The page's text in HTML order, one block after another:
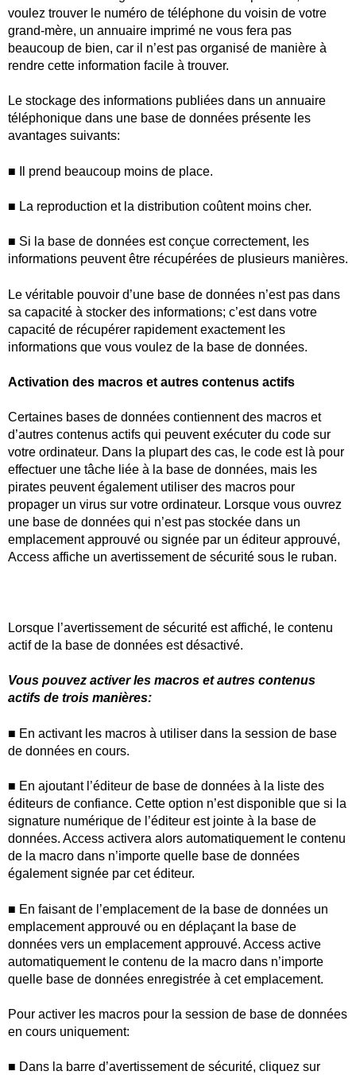
voulez trouver le numéro de téléphone du voisin de votre
grand-mère, un annuaire imprimé ne vous fera pas
beaucoup de bien, car il n’est pas organisé de manière à
rendre cette information facile à trouver.
Le stockage des informations publiées dans un annuaire
téléphonique dans une base de données présente les
avantages suivants:
■ Il prend beaucoup moins de place.
■ La reproduction et la distribution coûtent moins cher.
■ Si la base de données est conçue correctement, les
informations peuvent être récupérées de plusieurs manières.
Le véritable pouvoir d’une base de données n’est pas dans
sa capacité à stocker des informations; c’est dans votre
capacité de récupérer rapidement exactement les
informations que vous voulez de la base de données.
Activation des macros et autres contenus actifs
Certaines bases de données contiennent des macros et
d’autres contenus actifs qui peuvent exécuter du code sur
votre ordinateur. Dans la plupart des cas, le code est là pour
effectuer une tâche liée à la base de données, mais les
pirates peuvent également utiliser des macros pour
propager un virus sur votre ordinateur. Lorsque vous ouvrez
une base de données qui n’est pas stockée dans un
emplacement approuvé ou signée par un éditeur approuvé,
Access affiche un avertissement de sécurité sous le ruban.
Lorsque l’avertissement de sécurité est affiché, le contenu
actif de la base de données est désactivé.
Vous pouvez activer les macros et autres contenus
actifs de trois manières:
■ En activant les macros à utiliser dans la session de base
de données en cours.
■ En ajoutant l’éditeur de base de données à la liste des
éditeurs de confiance. Cette option n’est disponible que si la
signature numérique de l’éditeur est jointe à la base de
données. Access activera alors automatiquement le contenu
de la macro dans n’importe quelle base de données
également signée par cet éditeur.
■ En faisant de l’emplacement de la base de données un
emplacement approuvé ou en déplaçant la base de
données vers un emplacement approuvé. Access active
automatiquement le contenu de la macro dans n’importe
quelle base de données enregistrée à cet emplacement.
Pour activer les macros pour la session de base de données
en cours uniquement:
■ Dans la barre d’avertissement de sécurité, cliquez sur